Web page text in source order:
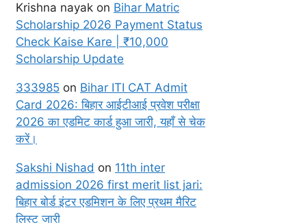
Krishna nayak on Bihar Matric
Scholarship 2026 Payment Status
Check Kaise Kare | ₹10,000
Scholarship Update
333985 on Bihar ITI CAT Admit
Card 2026: बिहार आईटीआई प्रवेश परीक्षा
2026 का एडमिट कार्ड हुआ जारी, यहाँ से चेक
करें।
Sakshi Nishad on 11th inter
admission 2026 first merit list jari:
बिहार बोर्ड इंटर एडमिशन के लिए प्रथम मैरिट
लिस्ट जारी